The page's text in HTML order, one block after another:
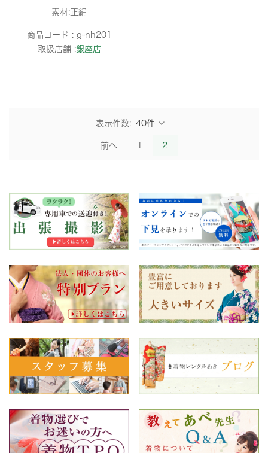
素材:正絹
商品コード : g-nh201
取扱店舗 :銀座店
表示件数:
前へ 2